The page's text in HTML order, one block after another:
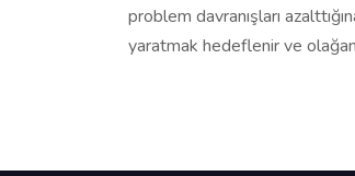
problem davranışları
yaratmak hedeflenir ve